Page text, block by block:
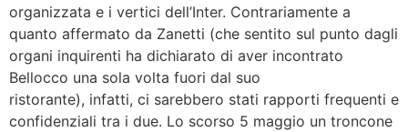
organizzata e i vertici dell’Inter. Contrariamente a
quanto affermato da Zanetti (che sentito sul punto dagli
organi inquirenti ha dichiarato di aver incontrato
Bellocco una sola volta fuori dal suo
ristorante), infatti, ci sarebbero stati rapporti frequenti e
confidenziali tra i due. Lo scorso 5 maggio un troncone